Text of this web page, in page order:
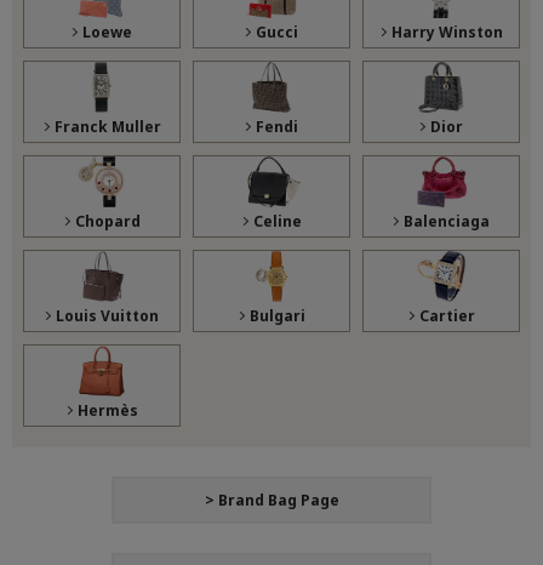
Loewe Gucci Harry Winston
Franck Muller Fendi Dior
Chopard Celine Balenciaga
Louis Vuitton Bulgari Cartier
Hermès
> Brand Bag Page